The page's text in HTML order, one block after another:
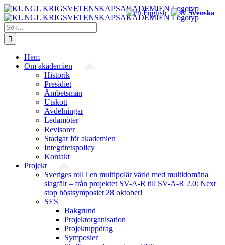
Fortsätt
till
innehållet
Sök
efter:
Hem
Om akademien
Historik
Presidiet
Ämbetsmän
Utskott
Avdelningar
Ledamöter
Revisorer
Stadgar för akademien
Integritetspolicy
Kontakt
Projekt
Sveriges roll i en multipolär värld med multidomäna
slagfält – från projektet SV-A-R till SV-A-R 2.0: Next
stop höstsymposiet 28 oktober!
SES
Bakgrund
Projekt­organisation
Projektuppdrag
Symposier
English Svenska